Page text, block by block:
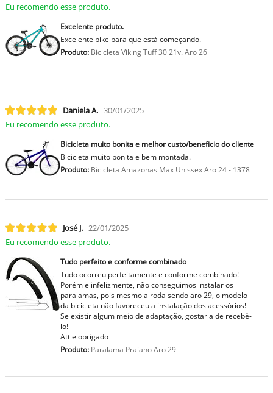
Eu recomendo esse produto.
Excelente produto.
Excelente bike para que está começando.
Produto:Bicicleta Viking Tuff 30 21v. Aro 26
Daniela A. 30/01/2025
Eu recomendo esse produto.
Bicicleta muito bonita e melhor custo/beneficio do cliente
Bicicleta muito bonita e bem montada.
Produto:Bicicleta Amazonas Max Unissex Aro 24 - 1378
José J. 22/01/2025
Eu recomendo esse produto.
Tudo perfeito e conforme combinado
Tudo ocorreu perfeitamente e conforme combinado!
Porém e infelizmente, não conseguimos instalar os
paralamas, pois mesmo a roda sendo aro 29, o modelo
da bicicleta não favoreceu a instalação dos acessórios!
Se existir algum meio de adaptação, gostaria de recebê-
lo!
Att e obrigado
Produto:Paralama Praiano Aro 29